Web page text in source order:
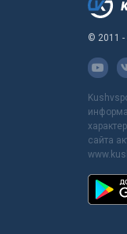
© 2011 -
сайта